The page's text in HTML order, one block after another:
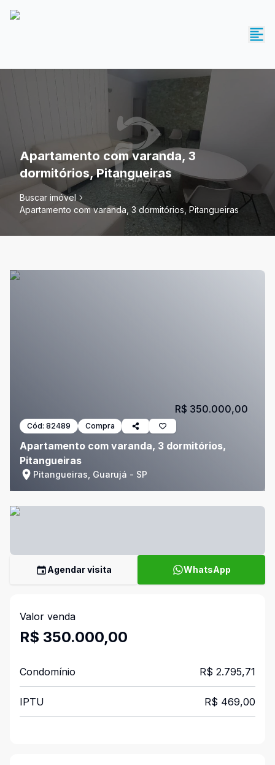
Apartamento com varanda, 3
dormitórios, Pitangueiras
Buscar imóvel
Apartamento com varanda, 3 dormitórios, Pitangueiras
Cód: 82489 Compra
Apartamento com varanda, 3 dormitórios,
Pitangueiras
Pitangueiras, Guarujá - SP
R$ 350.000,00
Agendar visita WhatsApp
Valor venda
R$ 350.000,00
Condomínio R$ 2.795,71
IPTU R$ 469,00